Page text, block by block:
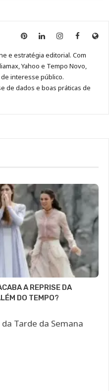
Anny
no
Pinterest
Anny
no
LinkedIn
Anny
no
Instagram
Anny
no
Facebook
Site
e estratégia editorial. Com
Yahoo e Tempo Novo,
interesse público.
de dados e boas práticas de
A REPRISE DA
DO TEMPO?